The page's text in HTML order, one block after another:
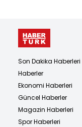
Son Dakika Haberleri
Haberler
Ekonomi Haberleri
Güncel Haberler
Magazin Haberleri
Spor Haberleri